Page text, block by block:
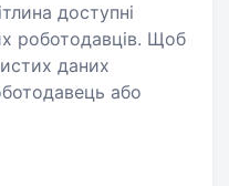
доступні
роботодавців. Щоб
даних
або